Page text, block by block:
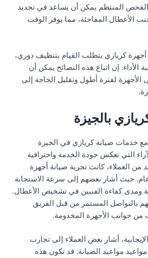
الفحص المنتظم يمكن أن يساعد في تحديد
الأعطال المفاجئة، مما يوفر الوقت
كريازي يتطلب القيام بتنظيف دوري،
الأداء. إن اتباع هذه النصائح يمكن أن
لفترة أطول وتقليل الحاجة إلى
بالجيزة
خدمات صيانة كريازي في الجيزة
التي تعكس جودة الخدمة واحترافية
من العملاء، كانت تجربة صيانة أجهزة
حيث أشار بعضهم إلى سرعة الاستجابة
ومدى كفاءة الفنيين في تشخيص الأعطال.
بالتواصل المستمر من قبل الفريق
جوانب الأجهزة المخدومة.
أشار بعض العملاء إلى تجارب
مواعيد الصيانة. قد تكون هذه